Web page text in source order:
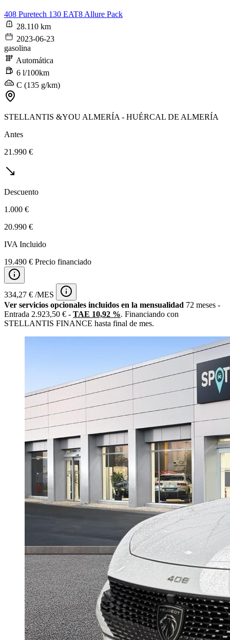
408 Puretech 130 EAT8 Allure Pack
28.110 km
2023-06-23
gasolina
Automática
6 l/100km
C (135 g/km)
STELLANTIS &YOU ALMERÍA - HUÉRCAL DE ALMERÍA
Antes
21.990 €
Descuento
1.000 €
20.990 €
IVA Incluido
19.490 € Precio financiado
334,27 € /MES
Ver servicios opcionales incluidos en la mensualidad 72 meses -
Entrada 2.923,50 € - TAE 10,92 %. Financiando con
STELLANTIS FINANCE hasta final de mes.